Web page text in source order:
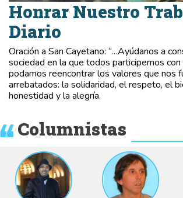
Honrar Nuestro
Diario
Oración a San Cayetano: “…Ayúdanos a
sociedad en la que todos participemos
podamos reencontrar los valores que nos
arrebatados: la solidaridad, el respeto, el
honestidad y la alegría.
Columnistas